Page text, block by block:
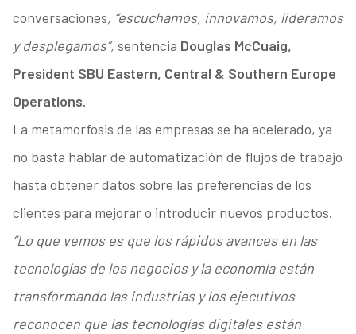
conversaciones, “escuchamos, innovamos, lideramos
y desplegamos”, sentencia Douglas McCuaig,
President SBU Eastern, Central & Southern Europe
Operations.
La metamorfosis de las empresas se ha acelerado, ya
no basta hablar de automatización de flujos de trabajo
hasta obtener datos sobre las preferencias de los
clientes para mejorar o introducir nuevos productos.
“Lo que vemos es que los rápidos avances en las
tecnologías de los negocios y la economía están
transformando las industrias y los ejecutivos
reconocen que las tecnologías digitales están